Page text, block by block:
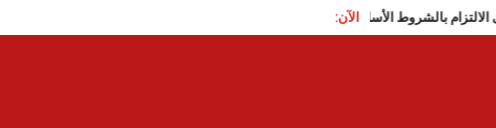
الآن:
تونس : دعوة إلى الالتزام بالشروط الأساسية لسلامة الأغذية